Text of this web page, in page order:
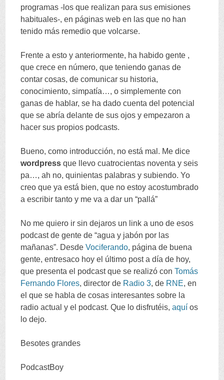
programas -los que realizan para sus emisiones
habituales-,en páginas web en las que no han
tenido más remedio que volcarse.
Frente a esto y anteriormente, ha habido gente ,
que crece en número,que teniendo ganas de
contar cosas,de comunicar su historia,
conocimiento,simpatía…,o simplemente con
ganas de hablar,se ha dado cuenta del potencial
que se abría delante de sus ojos y empezaron a
hacer sus propios podcasts.
Bueno,como introducción, no está mal . Me dice
wordpress que llevo cuatrocientas noventa y seis
pa…,ah no,quinientas palabras y subiendo.Yo
creo que ya está bien,que no estoy acostumbrado
a escribir tanto y me va a dar un “pallá”
No me quiero ir sin dejaros un link a uno de esos
podcast de gente de “agua y jabón por las
mañanas”. Desde Vociferando, página de buena
gente,entresaco hoy el último post a día de hoy,
que presenta el podcast que se realizó con Tomás
Fernando Flores,director de Radio 3,de RNE,en
el que se habla de cosas interesantes sobre la
radio actual y el podcast.Que lo disfrutéis,aquí os
lo dejo.
Besotes grandes
PodcastBoy